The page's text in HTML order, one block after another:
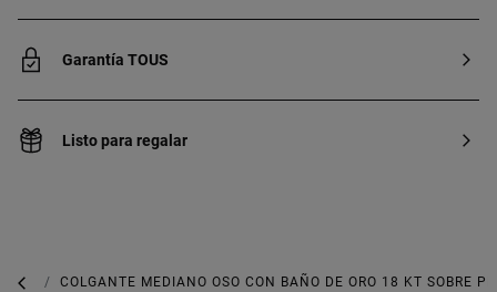
Garantía TOUS
Listo para regalar
JOYAS DE PLATA 925
COLGANTE MEDIANO OSO CON BAÑO DE ORO 18 KT SOBRE